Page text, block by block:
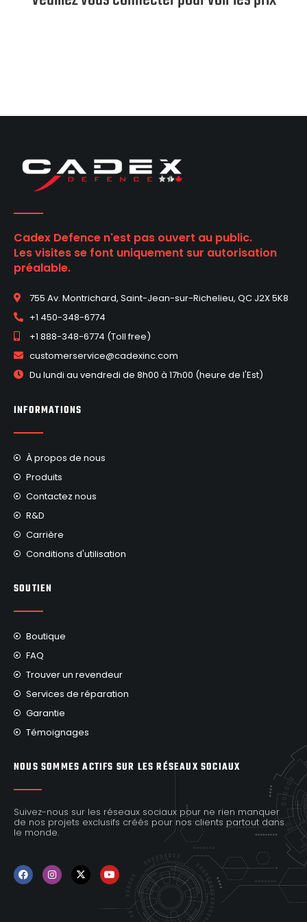
Cadex Defence n'est pas ouvert au public.
Les visites se font uniquement sur autorisation
préalable.
755 Av. Montrichard, Saint-Jean-sur-Richelieu, QC J2X 5K8
+1 450-348-6774
+1 888-348-6774 (Toll free)
customerservice@cadexinc.com
Du lundi au vendredi de 8h00 à 17h00 (heure de l'Est)
INFORMATIONS
À propos de nous
Produits
Contactez nous
R&D
Carrière
Conditions d'utilisation
SOUTIEN
Boutique
FAQ
Trouver un revendeur
Services de réparation
Garantie
Témoignages
NOUS SOMMES ACTIFS SUR LES RÉSEAUX SOCIAUX
Suivez-nous sur les réseaux sociaux pour ne rien manquer
de nos projets exclusifs créés pour nos clients partout dans
le monde.